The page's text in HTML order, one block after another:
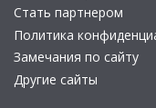
Стать партнером
Политика
Замечания по сайту
Другие сайты